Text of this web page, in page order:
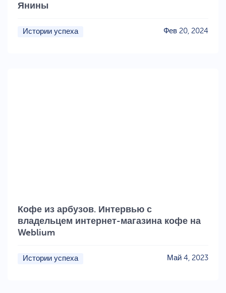
Янины
Истории успеха Фев 20, 2024
Кофе из арбузов. Интервью с
владельцем интернет-магазина кофе на
Weblium
Истории успеха Май 4, 2023